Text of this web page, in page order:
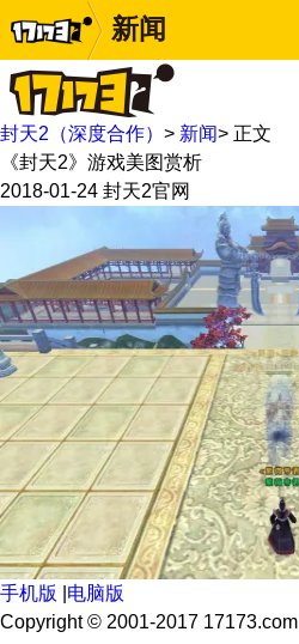
新闻
封天2（深度合作） > 新闻> 正文
《封天2》游戏美图赏析
2018-01-24 封天2官网
手机版
电脑版
Copyright © 2001-2017 17173.com